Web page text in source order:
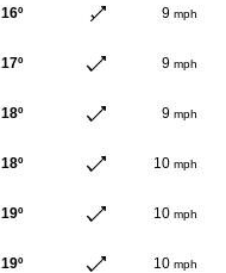
16º 9 mph
17º 9 mph
18º 9 mph
18º 10 mph
19º 10 mph
19º 10 mph